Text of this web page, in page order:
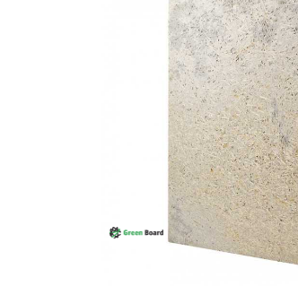
ЦСП плиты
Фибролитовые плиты